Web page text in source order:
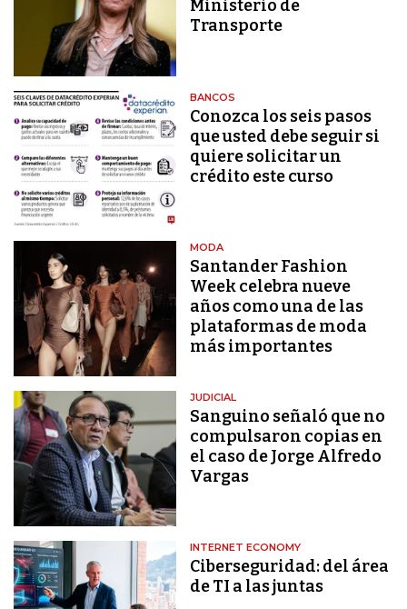
Ministerio de
Transporte
BANCOS
Conozca los seis pasos
que usted debe seguir si
quiere solicitar un
crédito este curso
MODA
Santander Fashion
Week celebra nueve
años como una de las
plataformas de moda
más importantes
JUDICIAL
Sanguino señaló que no
compulsaron copias en
el caso de Jorge Alfredo
Vargas
INTERNET ECONOMY
Ciberseguridad: del área
de TI a las juntas